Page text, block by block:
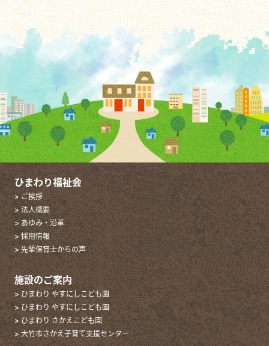
ひまわり福祉会
> ご挨拶
> 法人概要
> あゆみ・沿革
> 採用情報
> 先輩保育士からの声
施設のご案内
> ひまわり やすにしこども園
> ひまわり やすにしこども園
> ひまわり さかえこども園
> 大竹市さかえ子育て支援センター